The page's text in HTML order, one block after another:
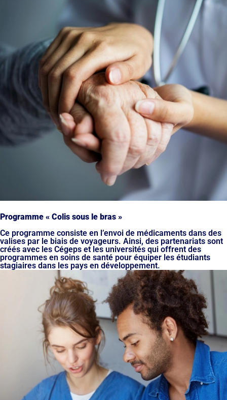
Programme « Colis sous le bras »
Ce programme consiste en l’envoi de médicaments dans des
valises par le biais de voyageurs. Ainsi, des partenariats sont
créés avec les Cégeps et les universités qui offrent des
programmes en soins de santé pour équiper les étudiants
stagiaires dans les pays en développement.